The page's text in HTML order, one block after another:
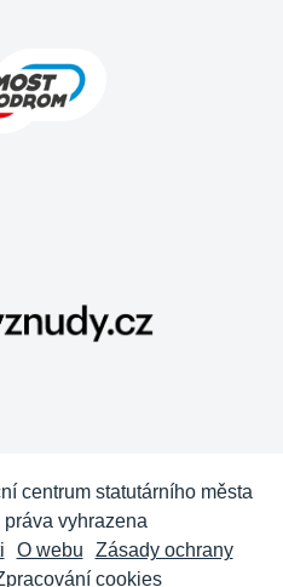
centrum statutárního města
práva vyhrazena
O webu
Zásady ochrany
cookies